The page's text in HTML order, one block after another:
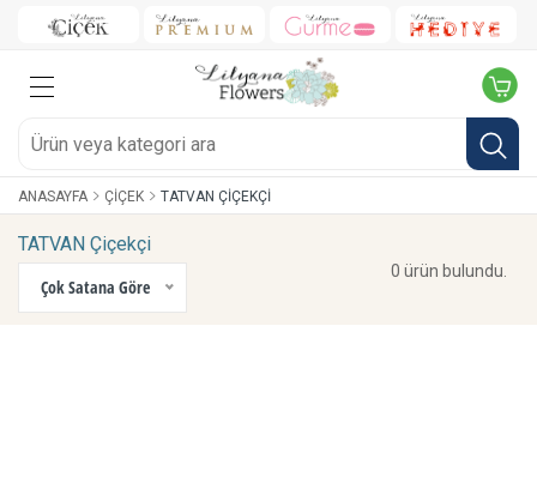
ANASAYFA ÇIÇEK TATVAN ÇIÇEKÇI
TATVAN Çiçekçi
Çok Satana Göre
0 ürün bulundu.